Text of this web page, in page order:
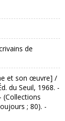
de
et son œuvre] /
du Seuil, 1968. -
(Collections
; 80). -